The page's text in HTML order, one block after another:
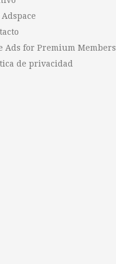
Ads for Premium Members
de privacidad